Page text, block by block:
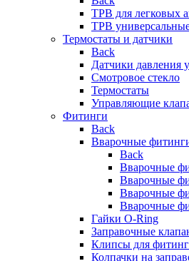
ТРВ для легковых
ТРВ
Термостаты и датчики
Back
Датчики давления
Смотровое стекло
Термостаты
Управляющие
Фитинги
Back
Вварочные
Back
Вварочные
Вварочные
Вварочные
Вварочные
Гайки O-Ring
Заправочные
Клипсы для
Колпачки на